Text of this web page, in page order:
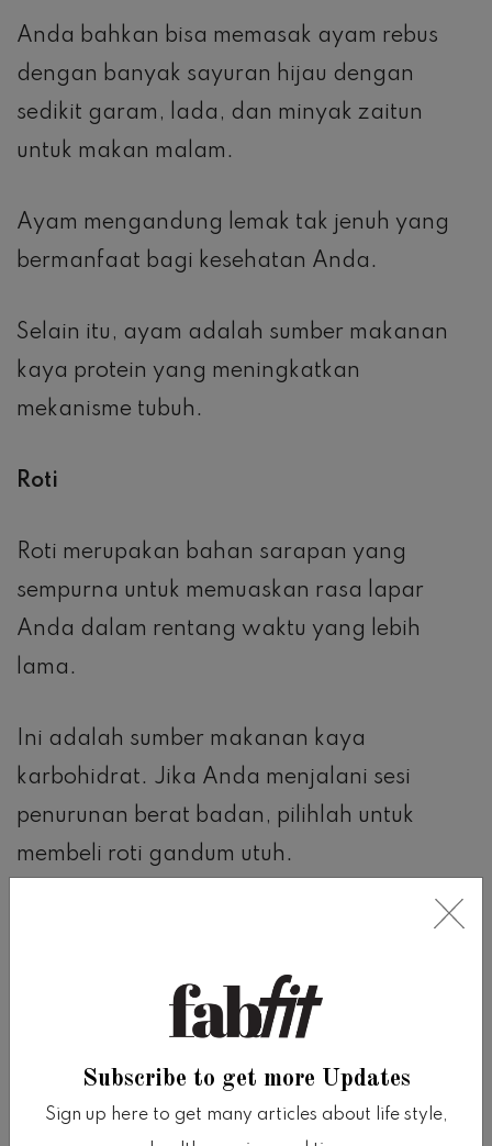
Anda bahkan bisa memasak ayam rebus
dengan banyak sayuran hijau dengan
sedikit garam, lada, dan minyak zaitun
untuk makan malam.
Ayam mengandung lemak tak jenuh yang
bermanfaat bagi kesehatan Anda.
Selain itu, ayam adalah sumber makanan
kaya protein yang meningkatkan
mekanisme tubuh.
Roti
Roti merupakan bahan sarapan yang
sempurna untuk memuaskan rasa lapar
Anda dalam rentang waktu yang lebih
lama.
Ini adalah sumber makanan kaya
karbohidrat. Jika Anda menjalani sesi
penurunan berat badan, pilihlah untuk
membeli roti gandum utuh.
Studi mengungkapkan bahwa dua potong
bertindak sebagai penekan nafsu makan
alami dan mengurangi rasa lapar.
Namun, mengonsumsi roti di malam hari
Subscribe to get more Updates
Sign up here to get many articles about life style,